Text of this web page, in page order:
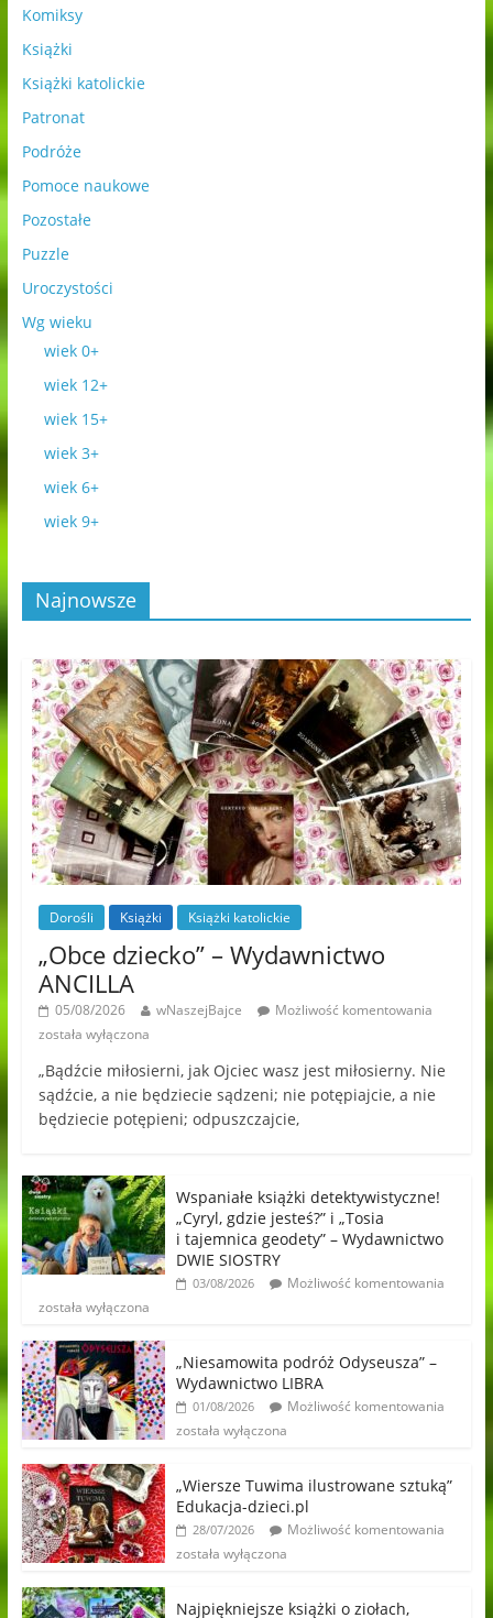
Komiksy
Książki
Książki katolickie
Patronat
Podróże
Pomoce naukowe
Pozostałe
Puzzle
Uroczystości
Wg wieku
wiek 0+
wiek 12+
wiek 15+
wiek 3+
wiek 6+
wiek 9+
Najnowsze
Dorośli Książki Książki katolickie
„Obce dziecko” – Wydawnictwo
ANCILLA
05/08/2026 wNaszejBajce
Możliwość komentowania
została wyłączona
„Bądźcie miłosierni, jak Ojciec wasz jest miłosierny. Nie
sądźcie, a nie będziecie sądzeni; nie potępiajcie, a nie
będziecie potępieni; odpuszczajcie,
Wspaniałe książki detektywistyczne!
„Cyryl, gdzie jesteś?” i „Tosia
i tajemnica geodety” – Wydawnictwo
DWIE SIOSTRY
03/08/2026
Możliwość komentowania
została wyłączona
„Niesamowita podróż Odyseusza” –
Wydawnictwo LIBRA
01/08/2026
Możliwość komentowania
została wyłączona
„Wiersze Tuwima ilustrowane sztuką”
Edukacja-dzieci.pl
28/07/2026
Możliwość komentowania
została wyłączona
Najpiękniejsze książki o ziołach,